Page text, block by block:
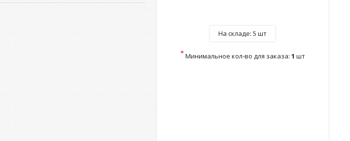
На складе: 5 шт
*Минимальное кол-во для заказа: 1 шт